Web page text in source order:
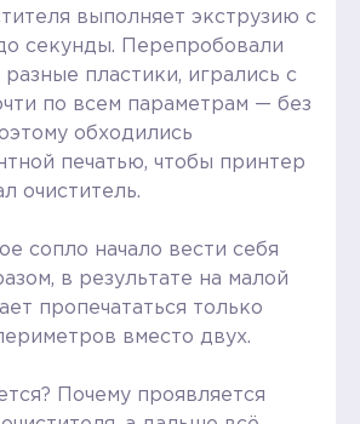
выполняет экструзию с
секунды. Перепробовали
пластики, игрались с
по всем параметрам — без
обходились
печатью, чтобы принтер
очиститель.
сопло начало вести себя
в результате на малой
пропечататься только
вместо двух.
Почему проявляется